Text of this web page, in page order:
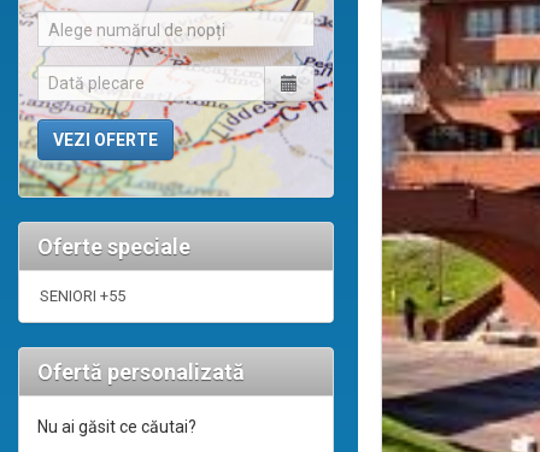
Alege numărul de nopți
Oferte speciale
SENIORI +55
Ofertă personalizată
Nu ai găsit ce căutai?